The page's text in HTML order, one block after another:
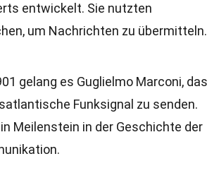
entwickelt. Sie nutzten
um Nachrichten zu übermitteln.
gelang es Guglielmo Marconi, das
Funksignal zu senden.
Meilenstein in der Geschichte der